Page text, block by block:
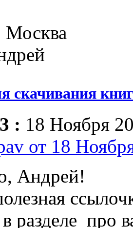
Москва
скачивания
: 18 Ноября
от 18
Андрей!
разделе про